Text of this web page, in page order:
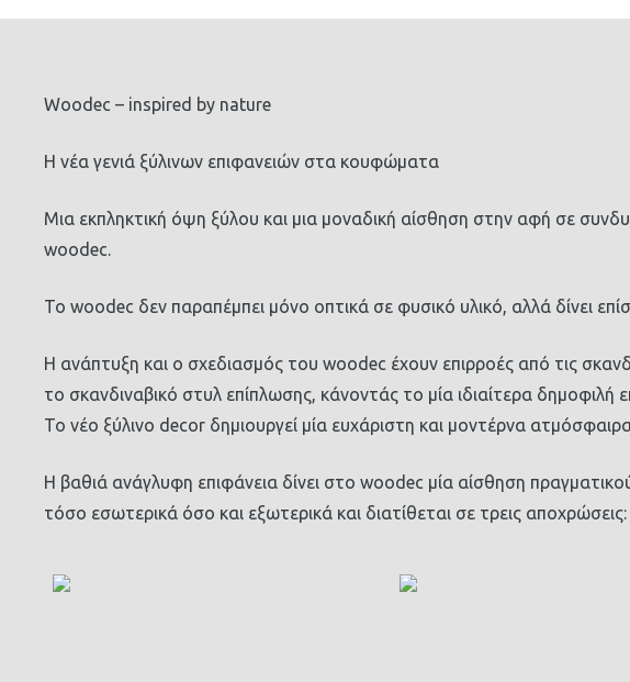
Woodec – inspired by nature
Η νέα γενιά ξύλινων επιφανειών στα κουφώματα
Μια εκπληκτική όψη ξύλου και μια μοναδική αίσθηση στην αφή σε
woodec.
Το woodec δεν παραπέμπει μόνο οπτικά σε φυσικό υλικό, αλλά δίνει
Η ανάπτυξη και ο σχεδιασμός του woodec έχουν επιρροές από τις
το σκανδιναβικό στυλ επίπλωσης, κάνοντάς το μία ιδιαίτερα
Το νέο ξύλινο decor δημιουργεί μία ευχάριστη και μοντέρνα
Η βαθιά ανάγλυφη επιφάνεια δίνει στο woodec μία αίσθηση
τόσο εσωτερικά όσο και εξωτερικά και διατίθεται σε τρεις αποχρώσεις: